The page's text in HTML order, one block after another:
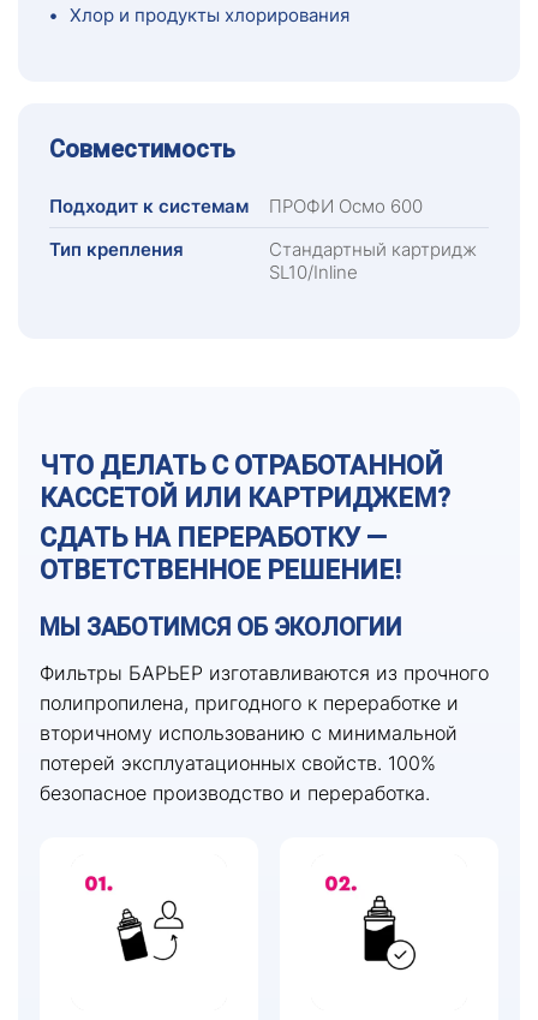
• Хлор и продукты хлорирования
Совместимость
Подходит к системам
ПРОФИ Осмо 600
Тип крепления
Стандартный картридж
SL10/Inline
ЧТО ДЕЛАТЬ С ОТРАБОТАННОЙ
КАССЕТОЙ ИЛИ КАРТРИДЖЕМ?
СДАТЬ НА ПЕРЕРАБОТКУ —
ОТВЕТСТВЕННОЕ РЕШЕНИЕ!
МЫ ЗАБОТИМСЯ ОБ ЭКОЛОГИИ
Фильтры БАРЬЕР изготавливаются из прочного
полипропилена, пригодного к переработке и
вторичному использованию с минимальной
потерей эксплуатационных свойств. 100%
безопасное производство и переработка.